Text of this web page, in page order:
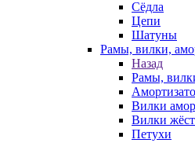
Сёдла
Цепи
Шатуны
Рамы, вилки,
Назад
Рамы,
Вилки
Вилки
Петухи